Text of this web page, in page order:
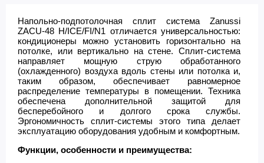
Напольно-подпотолочная сплит система Zanussi
ZACU-48 H/ICE/FI/N1 отличается универсальностью:
кондиционеры можно установить горизонтально на
потолке, или вертикально на стене. Сплит-система
направляет мощную струю обработанного
(охлажденного) воздуха вдоль стены или потолка и,
таким образом, обеспечивает равномерное
распределение температуры в помещении. Техника
обеспечена дополнительной защитой для
бесперебойного и долгого срока службы.
Эргономичность сплит-системы этого типа делает
эксплуатацию оборудования удобным и комфортным.
Функции, особенности и преимущества: